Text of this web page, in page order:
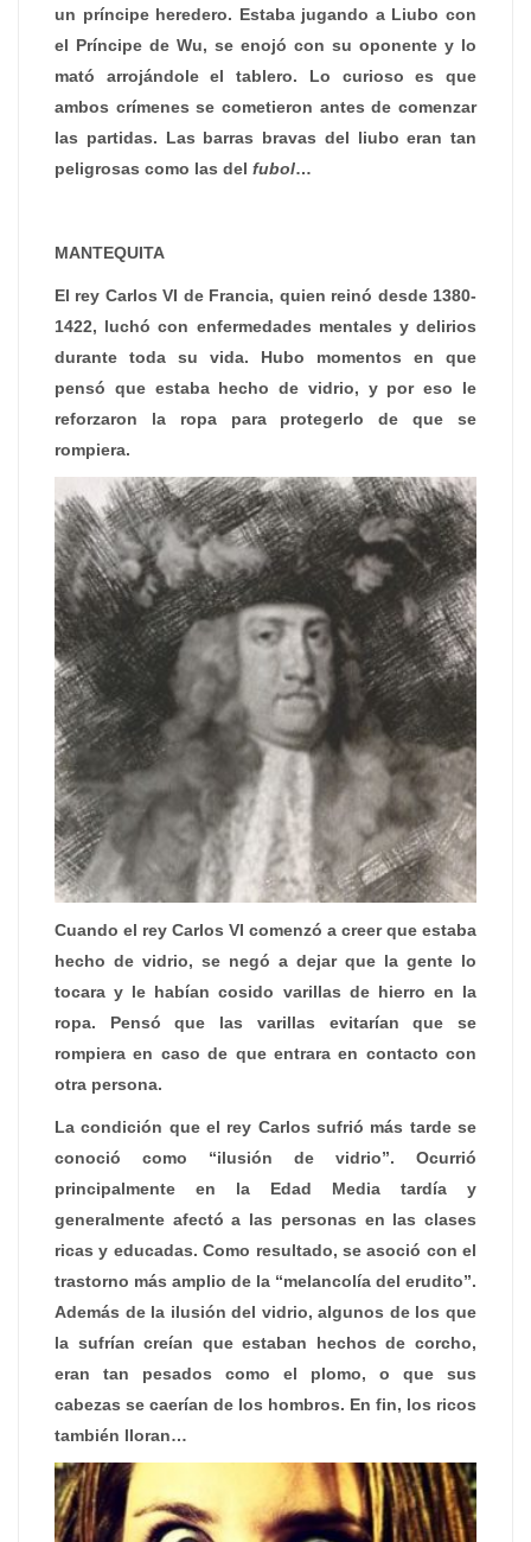
un príncipe heredero. Estaba jugando a Liubo con
el Príncipe de Wu, se enojó con su oponente y lo
mató arrojándole el tablero. Lo curioso es que
ambos crímenes se cometieron antes de comenzar
las partidas. Las barras bravas del liubo eran tan
peligrosas como las del fubol…
MANTEQUITA
El rey Carlos VI de Francia, quien reinó desde 1380-
1422, luchó con enfermedades mentales y delirios
durante toda su vida. Hubo momentos en que
pensó que estaba hecho de vidrio, y por eso le
reforzaron la ropa para protegerlo de que se
rompiera.
Cuando el rey Carlos VI comenzó a creer que estaba
hecho de vidrio, se negó a dejar que la gente lo
tocara y le habían cosido varillas de hierro en la
ropa. Pensó que las varillas evitarían que se
rompiera en caso de que entrara en contacto con
otra persona.
La condición que el rey Carlos sufrió más tarde se
conoció como “ilusión de vidrio”. Ocurrió
principalmente en la Edad Media tardía y
generalmente afectó a las personas en las clases
ricas y educadas. Como resultado, se asoció con el
trastorno más amplio de la “melancolía del erudito”.
Además de la ilusión del vidrio, algunos de los que
la sufrían creían que estaban hechos de corcho,
eran tan pesados ​​como el plomo, o que sus
cabezas se caerían de los hombros. En fin, los ricos
también lloran…